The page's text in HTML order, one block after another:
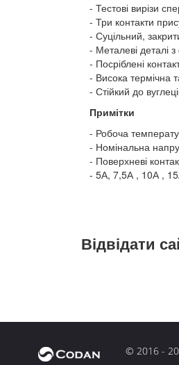
Тестові вирізи
Три контакти
Суцільний,
Металеві деталі
Посріблені
Висока термічна
Стійкий до
Примітки
Робоча
Номінальна
Поверхневі
5А, 7,5А , 10А ,
Відвідати
© 2016 -